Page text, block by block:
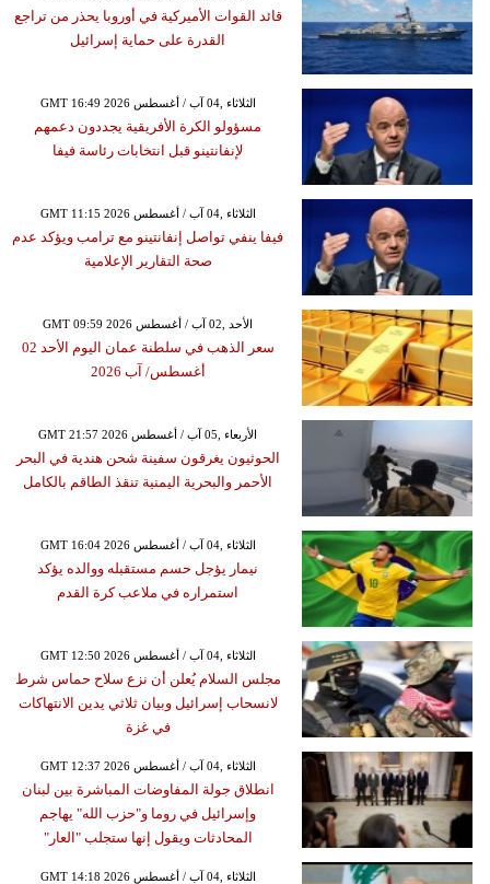
قائد القوات الأميركية في أوروبا يحذر من تراجع
القدرة على حماية إسرائيل
GMT 16:49 2026 الثلاثاء ,04 آب / أغسطس
مسؤولو الكرة الأفريقية يجددون دعمهم
لإنفانتينو قبل انتخابات رئاسة فيفا
GMT 11:15 2026 الثلاثاء ,04 آب / أغسطس
فيفا ينفي تواصل إنفانتينو مع ترامب ويؤكد عدم
صحة التقارير الإعلامية
GMT 09:59 2026 الأحد ,02 آب / أغسطس
سعر الذهب في سلطنة عمان اليوم الأحد 02
أغسطس/ آب 2026
GMT 21:57 2026 الأربعاء ,05 آب / أغسطس
الحوثيون يغرقون سفينة شحن هندية في البحر
الأحمر والبحرية اليمنية تنقذ الطاقم بالكامل
GMT 16:04 2026 الثلاثاء ,04 آب / أغسطس
نيمار يؤجل حسم مستقبله ووالده يؤكد
استمراره في ملاعب كرة القدم
GMT 12:50 2026 الثلاثاء ,04 آب / أغسطس
مجلس السلام يُعلن أن نزع سلاح حماس شرط
لانسحاب إسرائيل وبيان ثلاثي يدين الانتهاكات
في غزة
GMT 12:37 2026 الثلاثاء ,04 آب / أغسطس
انطلاق جولة المفاوضات المباشرة بين لبنان
وإسرائيل في روما و"حزب الله" يهاجم
المحادثات ويقول إنها ستجلب "العار"
GMT 14:18 2026 الثلاثاء ,04 آب / أغسطس